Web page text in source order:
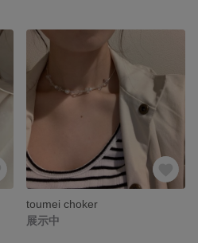
toumei choker
展示中